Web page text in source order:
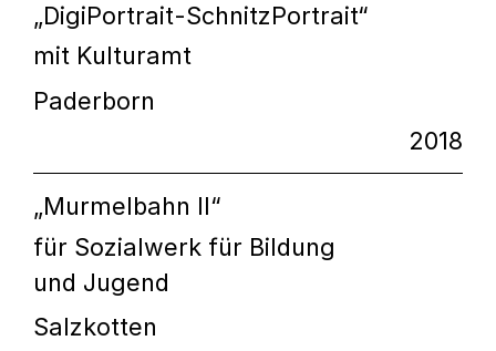
„DigiPortrait-SchnitzPortrait“
mit Kulturamt
Paderborn
2018
„Murmelbahn II“
für Sozialwerk für Bildung
und Jugend
Salzkotten